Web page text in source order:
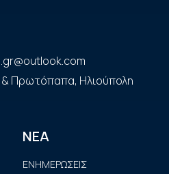
& Πρωτόπαπα, Ηλιούπολη
ΝΕΑ
ΕΝΗΜΕΡΩΣΕΙΣ